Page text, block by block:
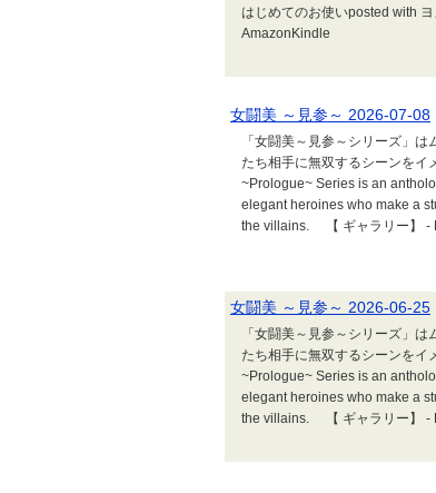
はじめてのお使いposted with
AmazonKindle
女闘美 ～見参～ 2026-07-08
「女闘美～見参～シリーズ」
たち相手に無双するシーンをイ
~Prologue~ Series is an
elegant heroines who make a
the villains. 【 ギャラリー】 -
女闘美 ～見参～ 2026-06-25
「女闘美～見参～シリーズ」
たち相手に無双するシーンをイ
~Prologue~ Series is an
elegant heroines who make a
the villains. 【 ギャラリー】 -